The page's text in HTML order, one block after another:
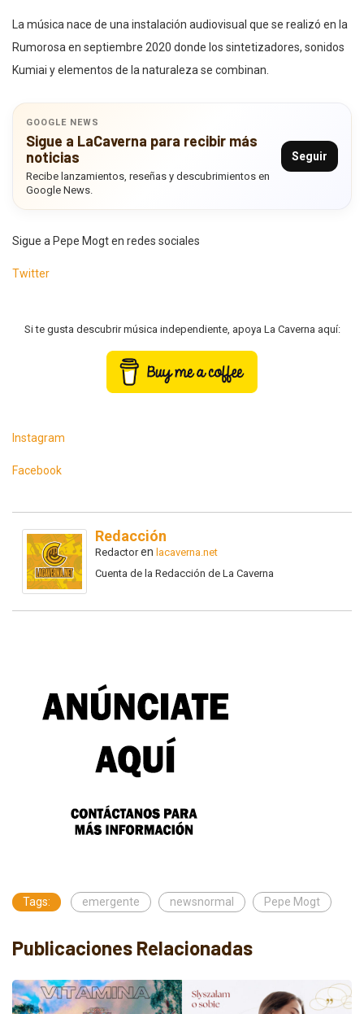
La música nace de una instalación audiovisual que se realizó en la
Rumorosa en septiembre 2020 donde los sintetizadores, sonidos
Kumiai y elementos de la naturaleza se combinan.
GOOGLE NEWS
Sigue a LaCaverna para recibir más
noticias
Recibe lanzamientos, reseñas y descubrimientos en
Google News.
Seguir
Sigue a Pepe Mogt en redes sociales
Twitter
Si te gusta descubrir música independiente, apoya La Caverna aquí:
Instagram
Facebook
Redacción
Redactoren lacaverna.net
Cuenta de la Redacción de La Caverna
Tags: emergente newsnormal Pepe Mogt
Publicaciones Relacionadas